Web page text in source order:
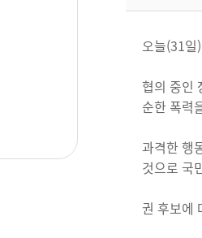
오늘(31일
협의 중인
순한 폭력
과격한 행
것으로 국
권 후보에